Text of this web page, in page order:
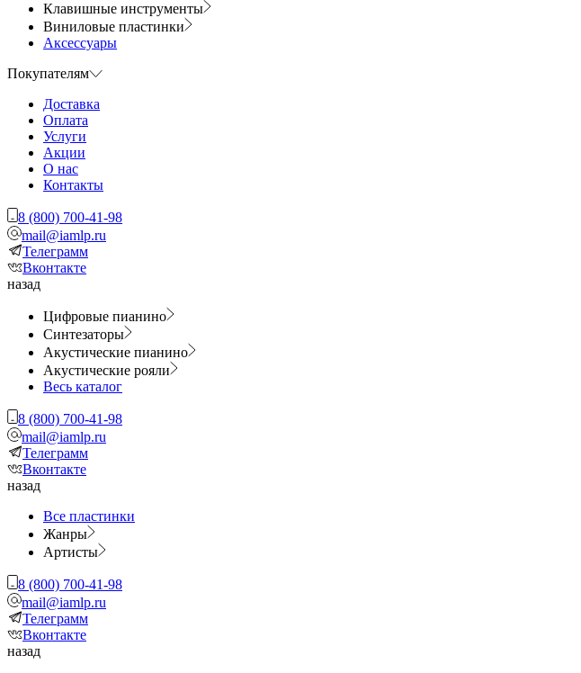
Клавишные инструменты
Виниловые пластинки
Аксессуары
Покупателям
Доставка
Оплата
Услуги
Акции
О нас
Контакты
8 (800) 700-41-98
mail@iamlp.ru
Телеграмм
Вконтакте
назад
Цифровые пианино
Синтезаторы
Акустические пианино
Акустические рояли
Весь каталог
8 (800) 700-41-98
mail@iamlp.ru
Телеграмм
Вконтакте
назад
Все пластинки
Жанры
Артисты
8 (800) 700-41-98
mail@iamlp.ru
Телеграмм
Вконтакте
назад